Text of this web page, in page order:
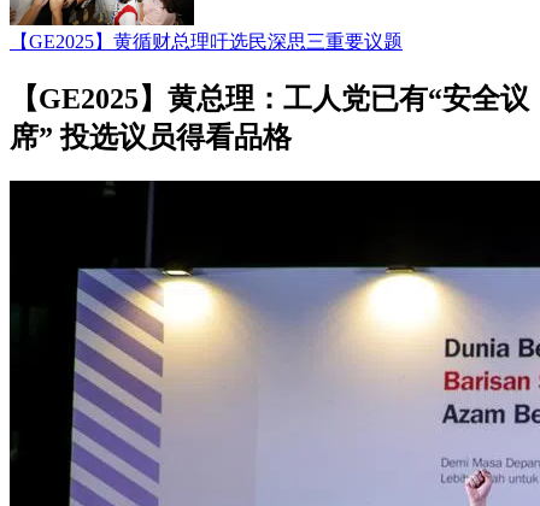
【GE2025】黄循财总理吁选民深思三重要议题
【GE2025】黄总理：工人党已有“安全议
席” 投选议员得看品格